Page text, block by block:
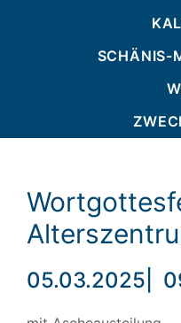
SCHÄNIS-
05.03.2025